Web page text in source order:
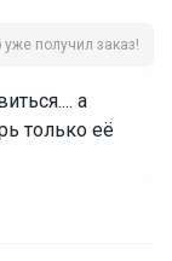
уже получил заказ!
а
только её